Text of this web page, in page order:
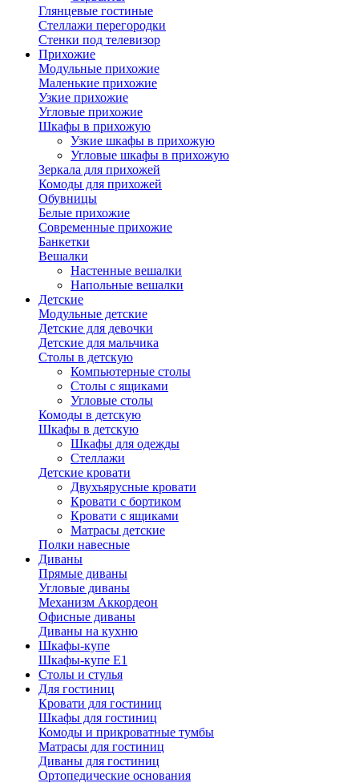
Глянцевые гостиные
Стеллажи перегородки
Стенки под телевизор
Прихожие
Модульные прихожие
Маленькие прихожие
Узкие прихожие
Угловые прихожие
Шкафы в прихожую
Узкие шкафы в прихожую
Угловые шкафы в прихожую
Зеркала для прихожей
Комоды для прихожей
Обувницы
Белые прихожие
Современные прихожие
Банкетки
Вешалки
Настенные вешалки
Напольные вешалки
Детские
Модульные детские
Детские для девочки
Детские для мальчика
Столы в детскую
Компьютерные столы
Столы с ящиками
Угловые столы
Комоды в детскую
Шкафы в детскую
Шкафы для одежды
Стеллажи
Детские кровати
Двухъярусные кровати
Кровати с бортиком
Кровати с ящиками
Матрасы детские
Полки навесные
Диваны
Прямые диваны
Угловые диваны
Механизм Аккордеон
Офисные диваны
Диваны на кухню
Шкафы-купе
Шкафы-купе Е1
Столы и стулья
Для гостиниц
Кровати для гостиниц
Шкафы для гостиниц
Комоды и прикроватные тумбы
Матрасы для гостиниц
Диваны для гостиниц
Ортопедические основания